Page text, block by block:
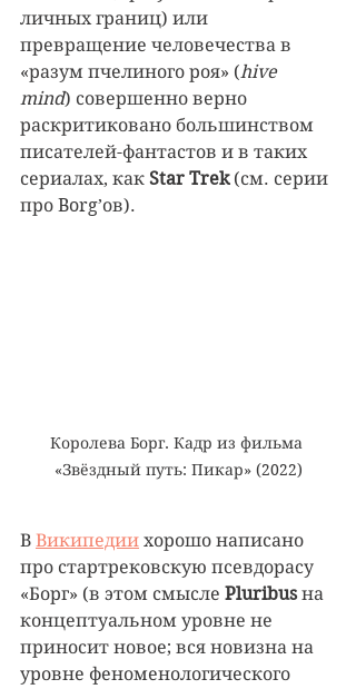
личных границ) или
превращение человечества в
«разум пчелиного роя» (hive
mind) совершенно верно
раскритиковано большинством
писателей-фантастов и в таких
сериалах, как Star Trek (см. серии
про Borg’ов).
Королева Борг. Кадр из фильма
«Звёздный путь: Пикар» (2022)
В Википедии хорошо написано
про стартрековскую псевдорасу
«Борг» (в этом смысле Pluribus на
концептуальном уровне не
приносит новое; вся новизна на
уровне феноменологического